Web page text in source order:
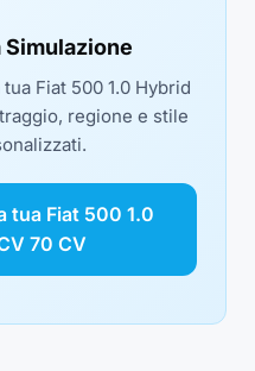
Simulazione
Fiat 500 1.0 Hybrid
regione e stile
tua Fiat 500 1.0
70 CV